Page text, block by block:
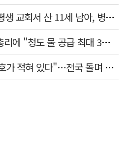
"침대에 결박, 탈진"…평생 교회서 산 11세 남아, 병원 이송 끝 숨져
박권현 청도군수, 국무총리에 "청도 물 공급 최대 3만t 늘려달라"
"경로당 통장에 비밀번호가 적혀 있다"…전국 돌며 경로당 13곳 턴 30대 구속